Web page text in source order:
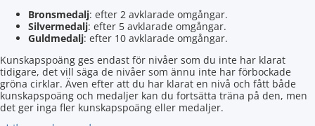
Bronsmedalj: efter 2 avklarade omgångar.
Silvermedalj: efter 5 avklarade omgångar.
Guldmedalj: efter 10 avklarade omgångar.
Kunskapspoäng ges endast för nivåer som du inte har klarat
tidigare, det vill säga de nivåer som ännu inte har förbockade
gröna cirklar. Även efter att du har klarat en nivå och fått både
kunskapspoäng och medaljer kan du fortsätta träna på den, men
det ger inga fler kunskapspoäng eller medaljer.